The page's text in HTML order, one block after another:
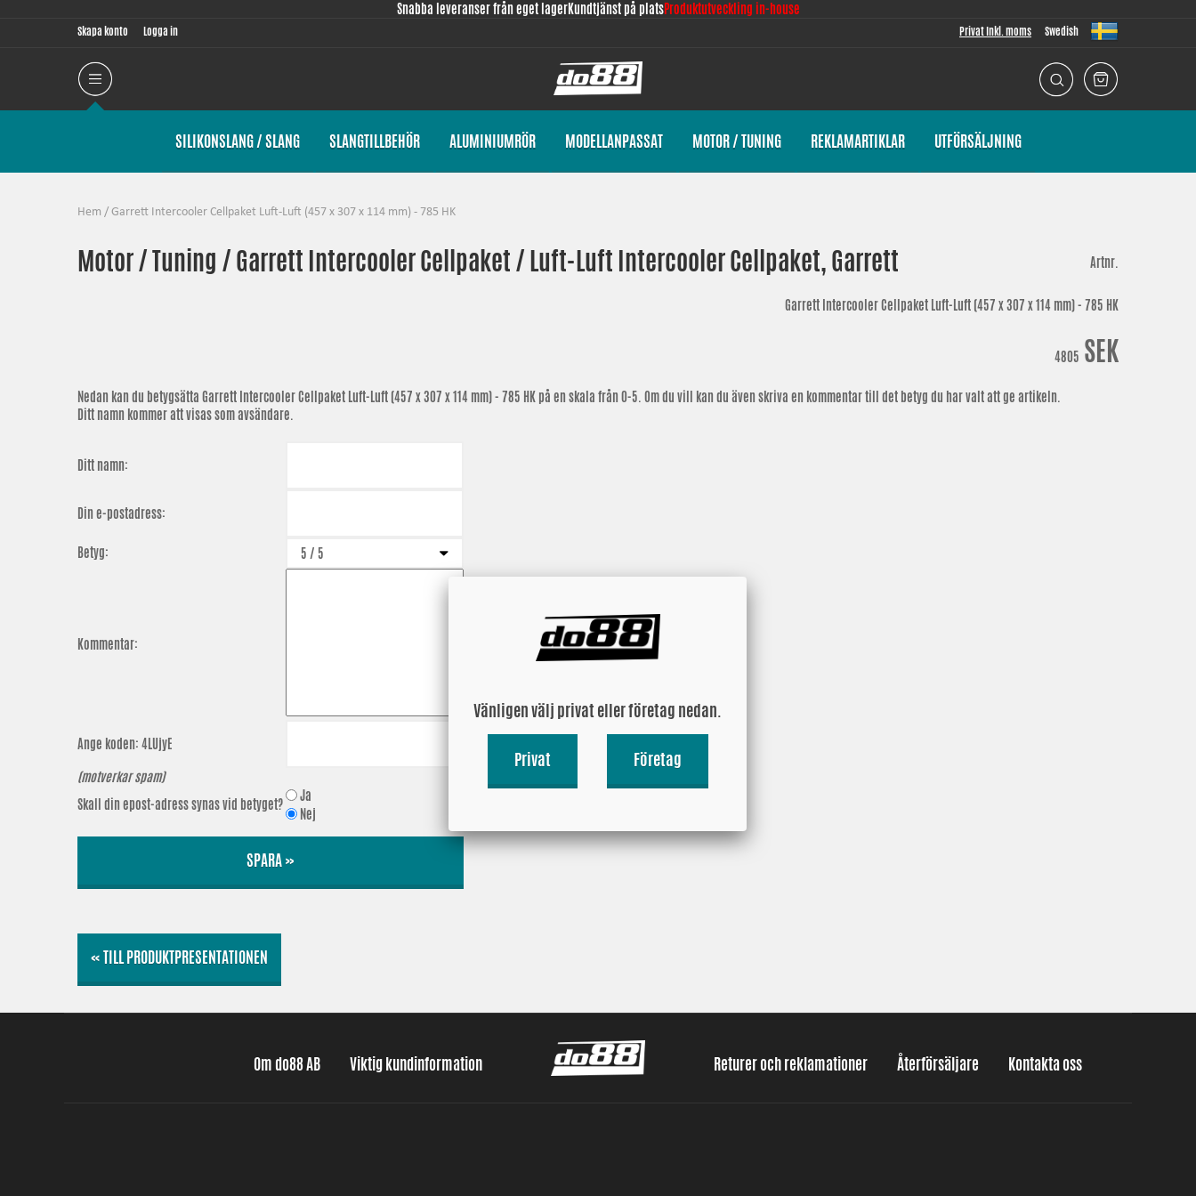
Snabba leveranser från eget lagerKundtjänst på platsProduktutveckling in-house
Skapa konto Logga in Privat Inkl. moms Swedish
SILIKONSLANG / SLANG SLANGTILLBEHÖR ALUMINIUMRÖR MODELLANPASSAT MOTOR / TUNING REKLAMARTIKLAR UTFÖRSÄLJNING
Hem / Garrett Intercooler Cellpaket Luft-Luft (457 x 307 x 114 mm) - 785 HK
Motor / Tuning / Garrett Intercooler Cellpaket / Luft-Luft Intercooler Cellpaket, Garrett Artnr.
Garrett Intercooler Cellpaket Luft-Luft (457 x 307 x 114 mm) - 785 HK
4805 SEK
Nedan kan du betygsätta Garrett Intercooler Cellpaket Luft-Luft (457 x 307 x 114 mm) - 785 HK på en skala från 0-5. Om du vill kan du även skriva en kommentar till det betyg du har valt att ge artikeln.
Ditt namn kommer att visas som avsändare.
Ditt namn:
Din e-postadress:
Betyg:
Kommentar:
Ange koden: 4LUjyE
(motverkar spam)
Skall din epost-adress synas vid betyget?
Ja
Nej
SPARA »
« TILL PRODUKTPRESENTATIONEN
Om do88 AB Viktig kundinformation Returer och reklamationer Återförsäljare Kontakta oss
Vänligen välj privat eller företag nedan.
Privat Företag